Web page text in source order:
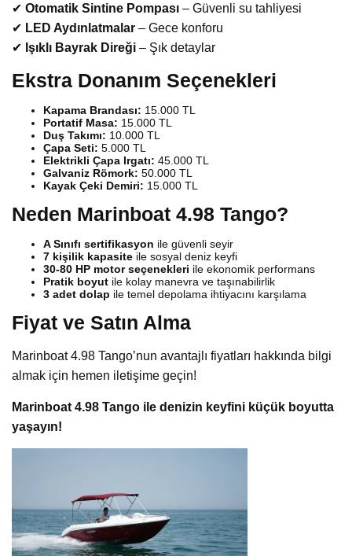
✔ Otomatik Sintine Pompası – Güvenli su tahliyesi
✔ LED Aydınlatmalar – Gece konforu
✔ Işıklı Bayrak Direği – Şık detaylar
Ekstra Donanım Seçenekleri
Kapama Brandası: 15.000 TL
Portatif Masa: 15.000 TL
Duş Takımı: 10.000 TL
Çapa Seti: 5.000 TL
Elektrikli Çapa Irgatı: 45.000 TL
Galvaniz Römork: 50.000 TL
Kayak Çeki Demiri: 15.000 TL
Neden Marinboat 4.98 Tango?
A Sınıfı sertifikasyon ile güvenli seyir
7 kişilik kapasite ile sosyal deniz keyfi
30-80 HP motor seçenekleri ile ekonomik performans
Pratik boyut ile kolay manevra ve taşınabilirlik
3 adet dolap ile temel depolama ihtiyacını karşılama
Fiyat ve Satın Alma
Marinboat 4.98 Tango’nun avantajlı fiyatları hakkında bilgi
almak için hemen iletişime geçin!
Marinboat 4.98 Tango ile denizin keyfini küçük boyutta
yaşayın!